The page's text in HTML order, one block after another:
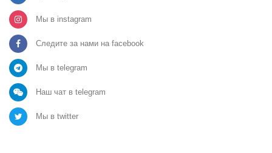
Мы в instagram
Следите за нами на facebook
Мы в telegram
Наш чат в telegram
Мы в twitter